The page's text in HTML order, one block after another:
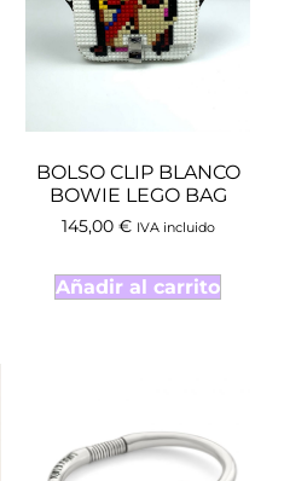
BOLSO CLIP BLANCO
BOWIE LEGO BAG
145,00 € IVA incluido
Añadir al carrito